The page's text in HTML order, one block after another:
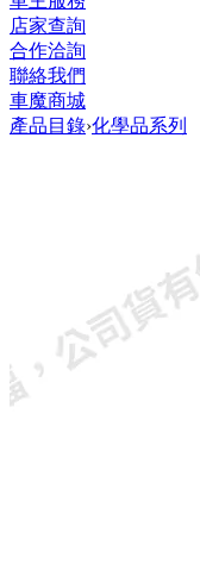
店家查詢
合作洽詢
聯絡我們
車魔商城
產品目錄›化學品系列